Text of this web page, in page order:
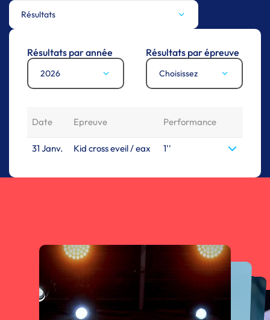
Résultats
Résultats par année
2026
Résultats par épreuve
Choisissez
Date Epreuve Performance
31 Janv. Kid cross eveil / eax 1''